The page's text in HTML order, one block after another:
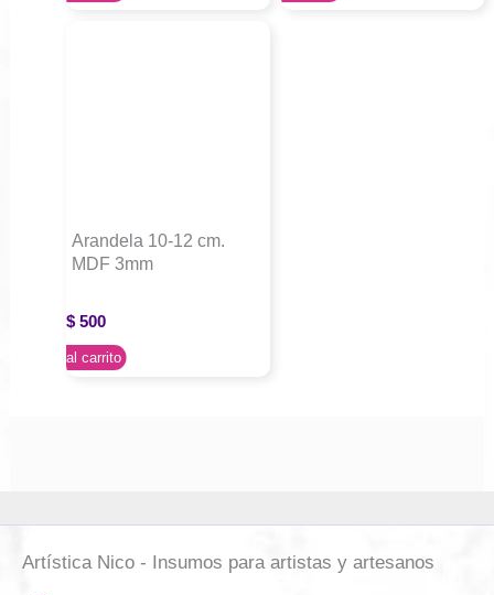
Arandela 10-12 cm.
MDF 3mm
$ 500
Agregar al carrito
Artística Nico - Insumos para artistas y artesanos